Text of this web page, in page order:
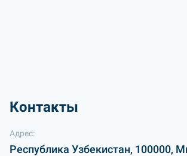
Контакты
Адрес:
Республика Узбекистан, 100000,